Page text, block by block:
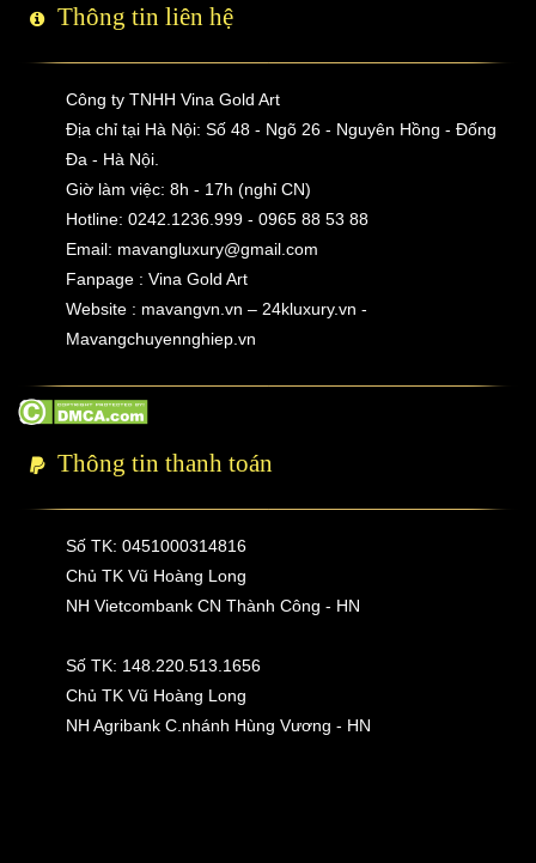
Thông tin liên hệ
Công ty TNHH Vina Gold Art
Địa chỉ tại Hà Nội: Số 48 - Ngõ 26 - Nguyên Hồng - Đống
Đa - Hà Nội.
Giờ làm việc: 8h - 17h (nghỉ CN)
Hotline: 0242.1236.999 - 0965 88 53 88
Email: mavangluxury@gmail.com
Fanpage : Vina Gold Art
Website : mavangvn.vn – 24kluxury.vn -
Mavangchuyennghiep.vn
Thông tin thanh toán
Số TK: 0451000314816
Chủ TK Vũ Hoàng Long
NH Vietcombank CN Thành Công - HN
Số TK: 148.220.513.1656
Chủ TK Vũ Hoàng Long
NH Agribank C.nhánh Hùng Vương - HN